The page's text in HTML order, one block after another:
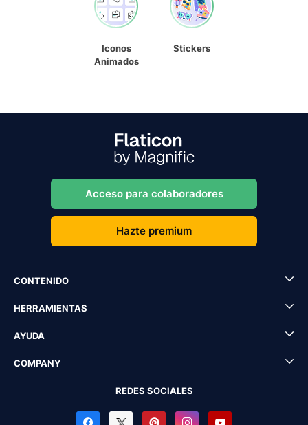
Iconos
Animados
Stickers
Acceso para colaboradores
Hazte premium
CONTENIDO
HERRAMIENTAS
AYUDA
COMPANY
REDES SOCIALES